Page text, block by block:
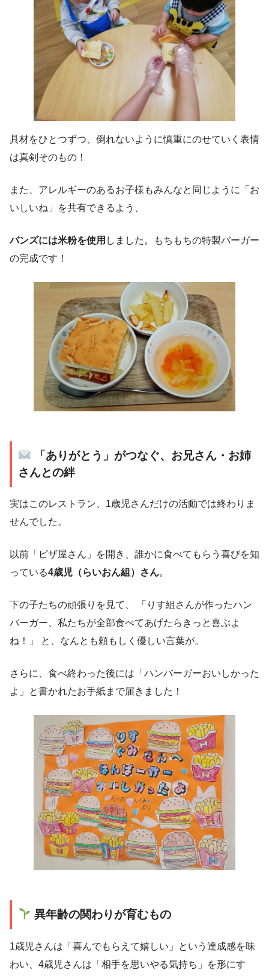
具材をひとつずつ、倒れないように慎重にのせていく表情
は真剣そのもの！
また、アレルギーのあるお子様もみんなと同じように「お
いしいね」を共有できるよう、
バンズには米粉を使用 しました。もちもちの特製バーガー
の完成です！
「ありがとう」がつなぐ、お兄さん・お姉
さんとの絆
実はこのレストラン、1歳児さんだけの活動では終わりま
せんでした。
以前「ピザ屋さん」を開き、誰かに食べてもらう喜びを知
っている4歳児（らいおん組）さん。
下の子たちの頑張りを見て、 「りす組さんが作ったハン
バーガー、私たちが全部食べてあげたらきっと喜ぶよ
ね！」 と、なんとも頼もしく優しい言葉が。
さらに、食べ終わった後には「ハンバーガーおいしかった
よ」と書かれたお手紙まで届きました！
異年齢の関わりが育むもの
1歳児さんは「喜んでもらえて嬉しい」という達成感を味
わい、4歳児さんは「相手を思いやる気持ち」を形にす